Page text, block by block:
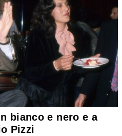
bianco e nero e a
Pizzi